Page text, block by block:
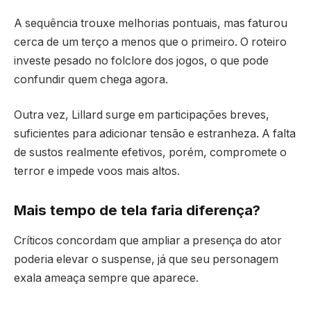
A sequência trouxe melhorias pontuais, mas faturou
cerca de um terço a menos que o primeiro. O roteiro
investe pesado no folclore dos jogos, o que pode
confundir quem chega agora.
Outra vez, Lillard surge em participações breves,
suficientes para adicionar tensão e estranheza. A falta
de sustos realmente efetivos, porém, compromete o
terror e impede voos mais altos.
Mais tempo de tela faria diferença?
Críticos concordam que ampliar a presença do ator
poderia elevar o suspense, já que seu personagem
exala ameaça sempre que aparece.